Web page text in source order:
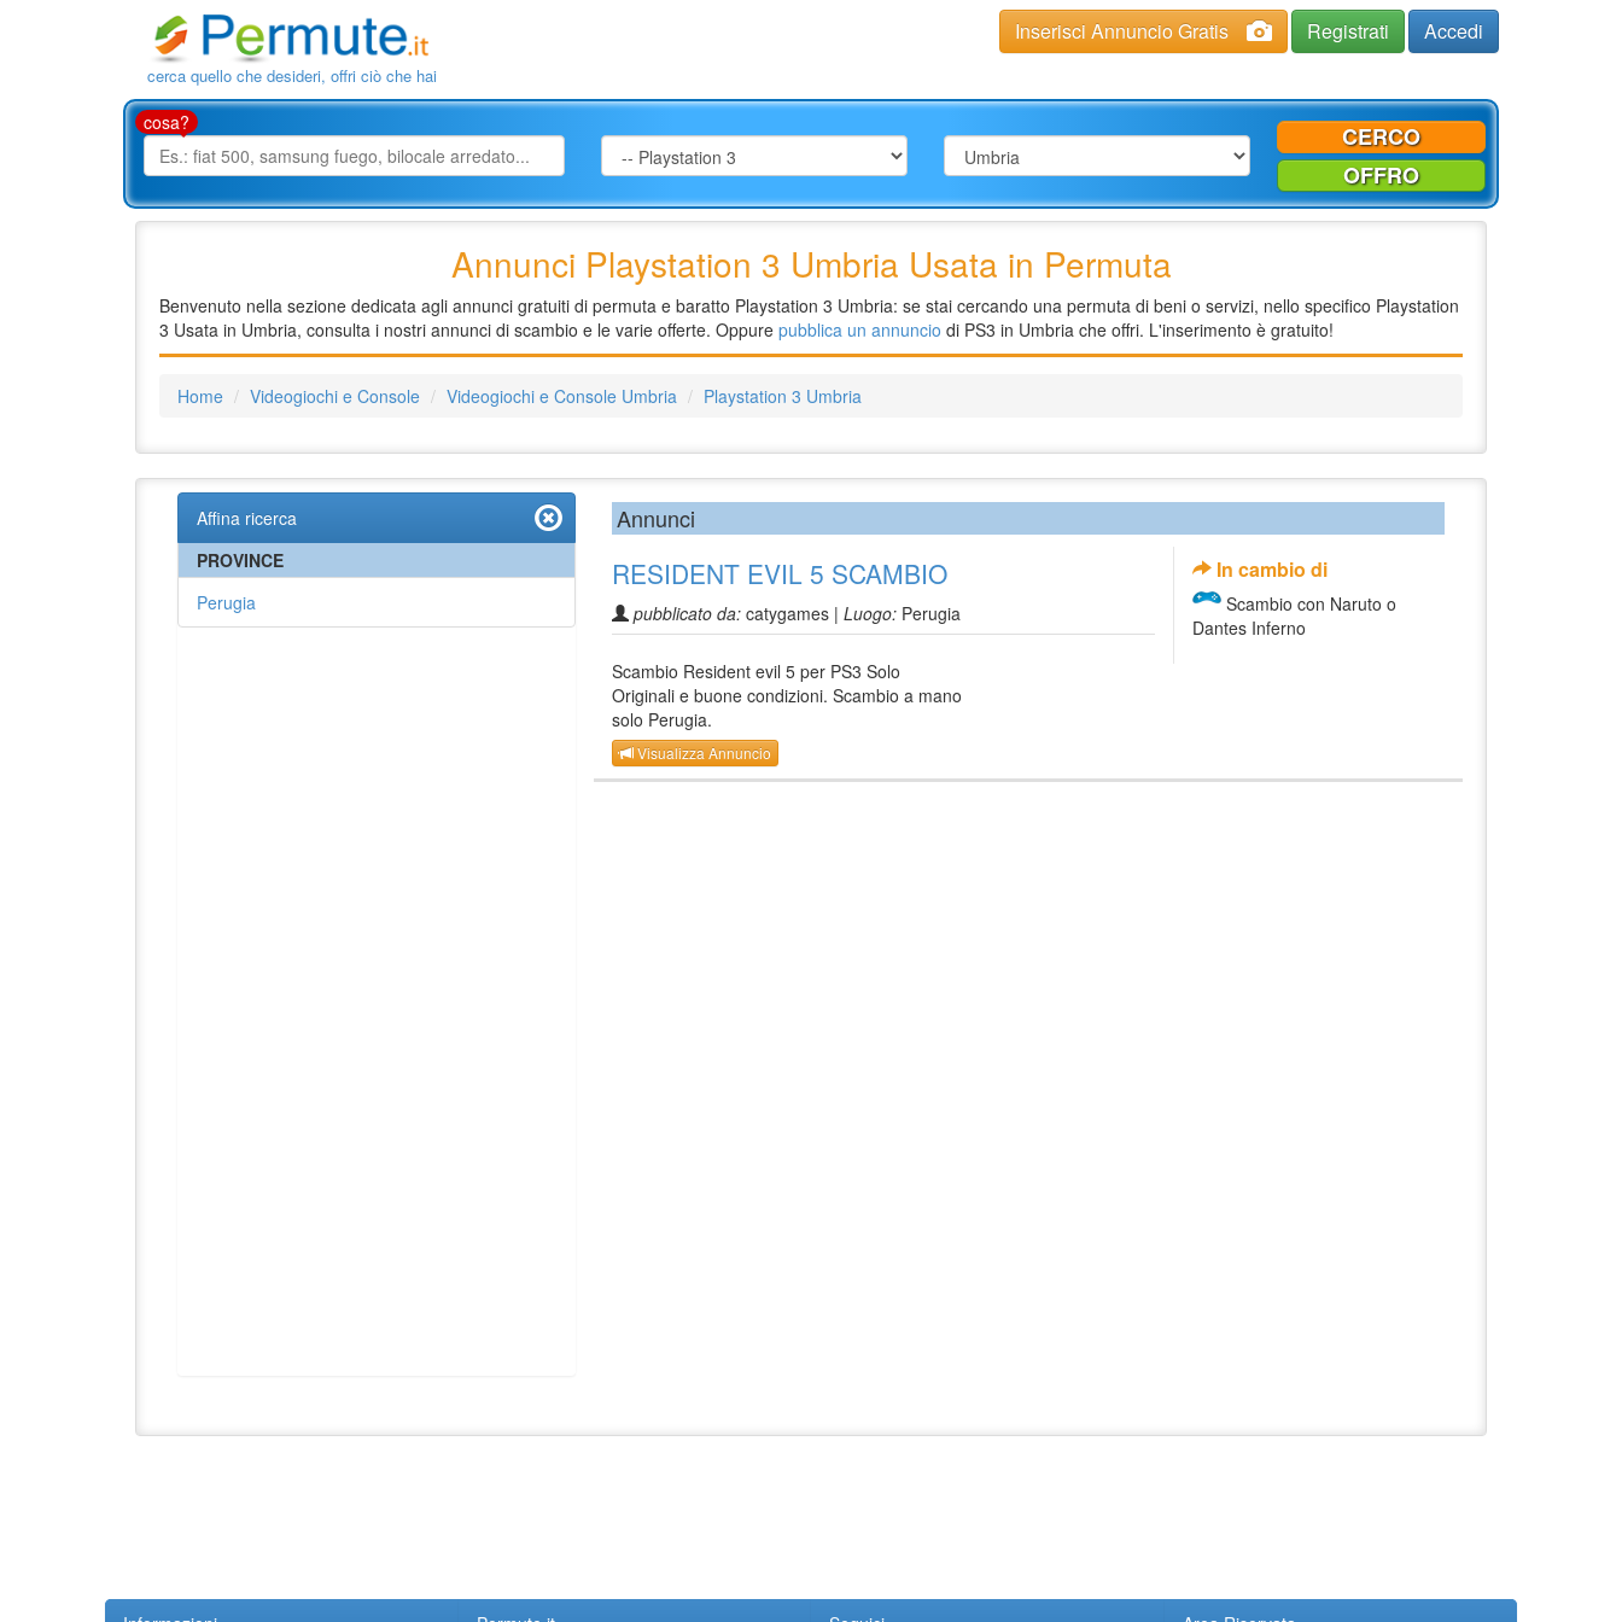
cerca quello che desideri, offri ciò che hai
Inserisci Annuncio Gratis Registrati Accedi
cosa?
CERCO
OFFRO
Annunci Playstation 3 Umbria Usata in Permuta
Benvenuto nella sezione dedicata agli annunci gratuiti di permuta e baratto Playstation 3 Umbria: se stai cercando una permuta di beni o servizi, nello specifico Playstation
3 Usata in Umbria, consulta i nostri annunci di scambio e le varie offerte. Oppure pubblica un annuncio di PS3 in Umbria che offri. L'inserimento è gratuito!
Home Videogiochi e Console Videogiochi e Console Umbria Playstation 3 Umbria
Affina ricerca
PROVINCE
Perugia
Annunci
RESIDENT EVIL 5 SCAMBIO
pubblicato da: catygames | Luogo: Perugia
Scambio Resident evil 5 per PS3 Solo
Originali e buone condizioni. Scambio a mano
solo Perugia.
Visualizza Annuncio
In cambio di
Scambio con Naruto o
Dantes Inferno